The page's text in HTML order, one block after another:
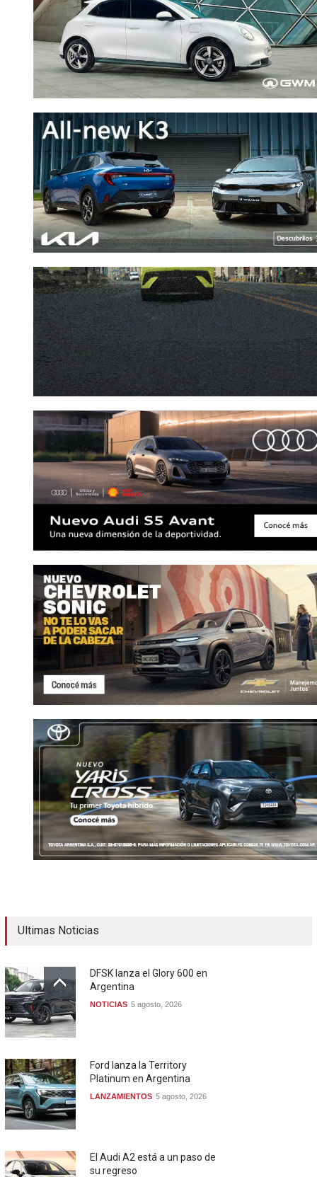
Ultimas Noticias
DFSK lanza el Glory 600 en
Argentina
NOTICIAS 5 agosto, 2026
Ford lanza la Territory
Platinum en Argentina
LANZAMIENTOS 5 agosto, 2026
El Audi A2 está a un paso de
su regreso